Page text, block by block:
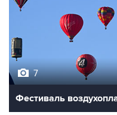
7
Фестиваль